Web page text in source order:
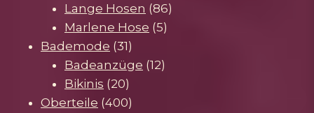
Produkte
Lange Hosen 8686
Marlene Hose 55
Bademode 3131
Produkte
Badeanzüge 1212
Bikinis 2020
Produkte
Oberteile 400400